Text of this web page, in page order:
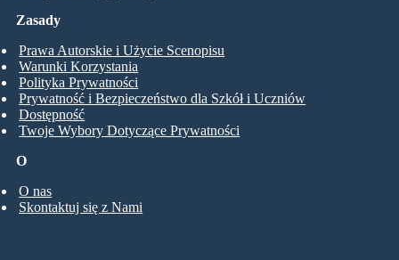
O
O nas
Skontaktuj się z Nami
Zasady
Prawa Autorskie i Użycie Scenopisu
Warunki Korzystania
Polityka Prywatności
Prywatność i Bezpieczeństwo dla Szkół i Uczniów
Dostępność
Twoje Wybory Dotyczące Prywatności